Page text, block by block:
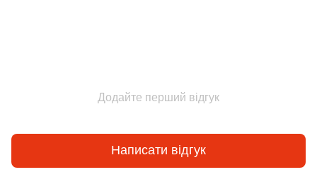
Додайте перший відгук
Написати відгук